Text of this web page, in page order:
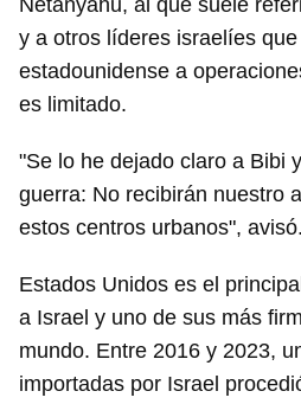
Netanyahu, al que suele
y a otros líderes israelíes
estadounidense a
es limitado.
"Se lo he dejado claro a Bibi
guerra: No recibirán nuestro
estos centros urbanos", avisó.
Estados Unidos es el
a Israel y uno de sus más
mundo. Entre 2016 y 2023,
importadas por Israel